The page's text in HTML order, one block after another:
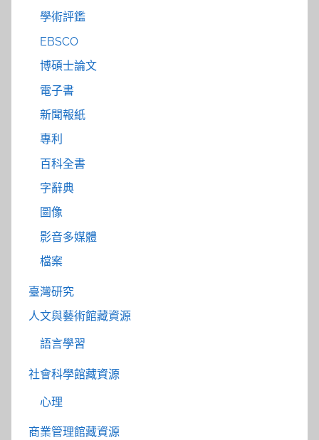
學術評鑑
EBSCO
博碩士論文
電子書
新聞報紙
專利
百科全書
字辭典
圖像
影音多媒體
檔案
臺灣研究
人文與藝術館藏資源
語言學習
社會科學館藏資源
心理
商業管理館藏資源